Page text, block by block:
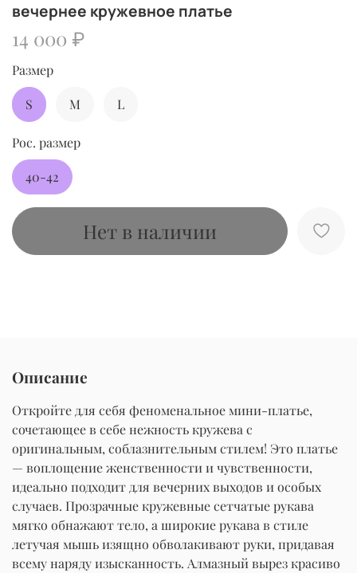
вечернее кружевное платье
14 000 ₽
Нет в наличии
Размер
S M L
Рос. размер
40-42
Описание
Откройте для себя феноменальное мини-платье,
сочетающее в себе нежность кружева с
оригинальным, соблазнительным стилем! Это платье
— воплощение женственности и чувственности,
идеально подходит для вечерних выходов и особых
случаев. Прозрачные кружевные сетчатые рукава
мягко обнажают тело, а широкие рукава в стиле
летучая мышь изящно обволакивают руки, придавая
всему наряду изысканность. Алмазный вырез красиво